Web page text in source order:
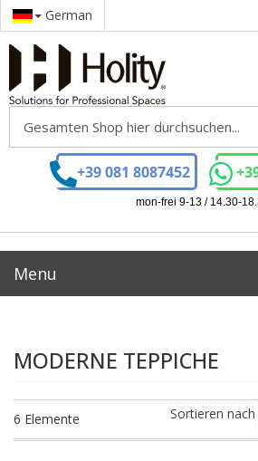
German
+39 081 8087452
mon-frei 9-13 / 14.30-
Menu
MODERNE TEPPICHE
6 Elemente Sortieren nach